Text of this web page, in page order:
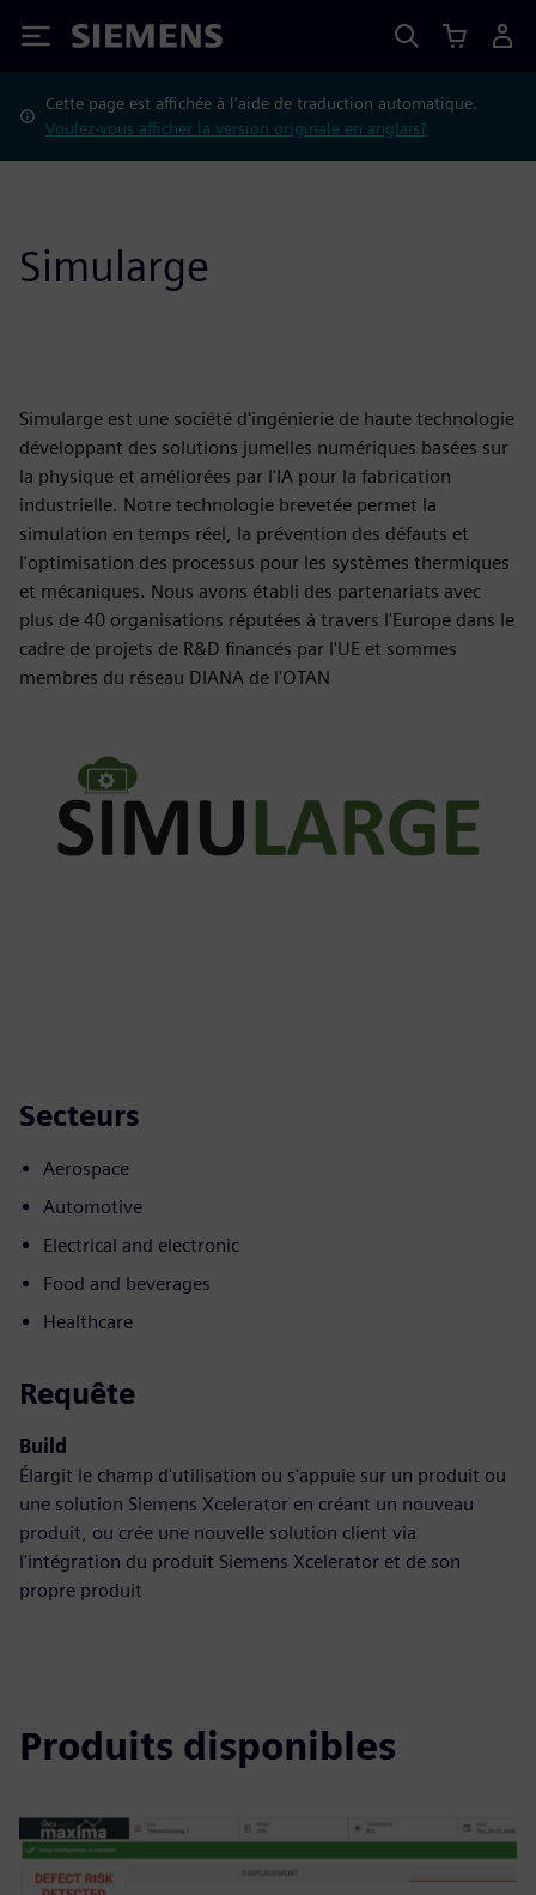
Siemens
Cette page est affichée à l'aide de traduction automatique.
Voulez-vous afficher la version originale en anglais?
Simularge
Simularge est une société d'ingénierie de haute technologie
développant des solutions jumelles numériques basées sur
la physique et améliorées par l'IA pour la fabrication
industrielle. Notre technologie brevetée permet la
simulation en temps réel, la prévention des défauts et
l'optimisation des processus pour les systèmes thermiques
et mécaniques. Nous avons établi des partenariats avec
plus de 40 organisations réputées à travers l'Europe dans le
cadre de projets de R&D financés par l'UE et sommes
membres du réseau DIANA de l'OTAN
Secteurs
Aerospace
Automotive
Electrical and electronic
Food and beverages
Healthcare
Requête
Build
Élargit le champ d'utilisation ou s'appuie sur un produit ou
une solution Siemens Xcelerator en créant un nouveau
produit, ou crée une nouvelle solution client via
l'intégration du produit Siemens Xcelerator et de son
propre produit
Produits disponibles